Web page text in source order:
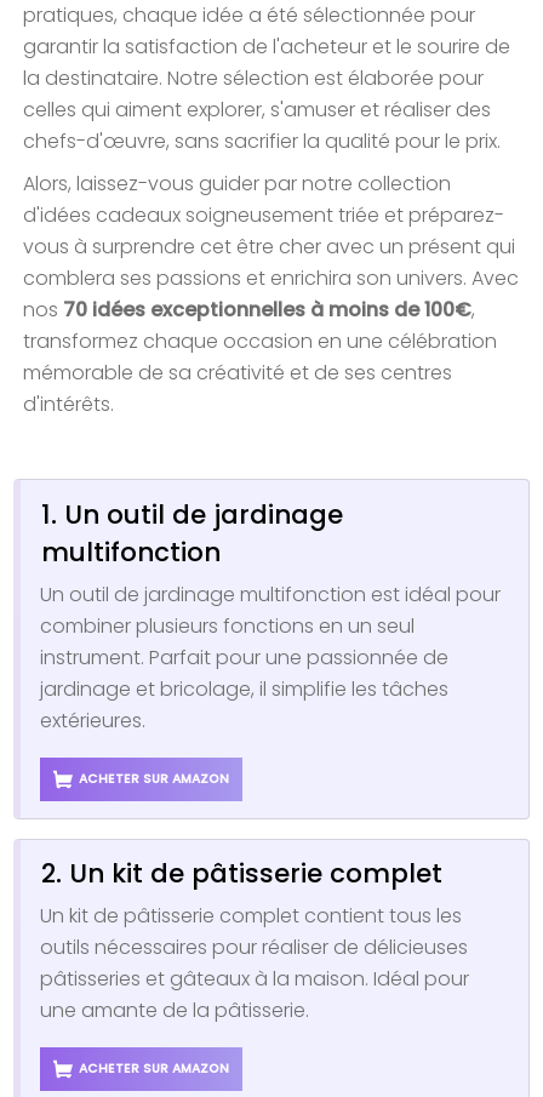
pratiques, chaque idée a été sélectionnée pour
garantir la satisfaction de l'acheteur et le sourire de
la destinataire. Notre sélection est élaborée pour
celles qui aiment explorer, s'amuser et réaliser des
chefs-d'œuvre, sans sacrifier la qualité pour le prix.
Alors, laissez-vous guider par notre collection
d'idées cadeaux soigneusement triée et préparez-
vous à surprendre cet être cher avec un présent qui
comblera ses passions et enrichira son univers. Avec
nos 70 idées exceptionnelles à moins de 100€,
transformez chaque occasion en une célébration
mémorable de sa créativité et de ses centres
d'intérêts.
1. Un outil de jardinage
multifonction
Un outil de jardinage multifonction est idéal pour
combiner plusieurs fonctions en un seul
instrument. Parfait pour une passionnée de
jardinage et bricolage, il simplifie les tâches
extérieures.
ACHETER SUR AMAZON
2. Un kit de pâtisserie complet
Un kit de pâtisserie complet contient tous les
outils nécessaires pour réaliser de délicieuses
pâtisseries et gâteaux à la maison. Idéal pour
une amante de la pâtisserie.
ACHETER SUR AMAZON